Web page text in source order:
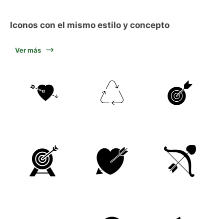
Iconos con el mismo estilo y concepto
Ver más